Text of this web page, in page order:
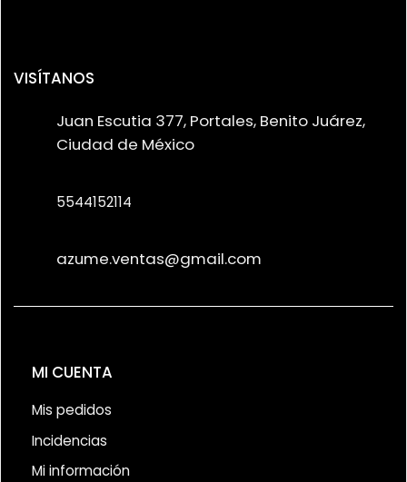
VISÍTANOS
Juan Escutia 377, Portales, Benito Juárez,
Ciudad de México
5544152114
azume.ventas@gmail.com
MI CUENTA
Mis pedidos
Incidencias
Mi información